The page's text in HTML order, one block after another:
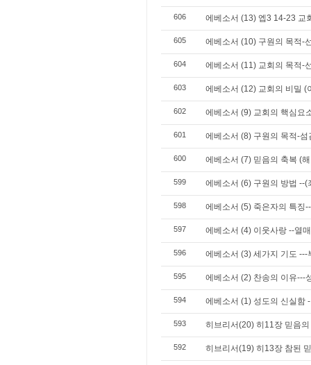
606 에베소서 (13) 엡3 14-23 교
605 에베소서 (10) 구원의 목적-
604 에베소서 (11) 교회의 목적-
603 에베소서 (12) 교회의 비밀 (
602 에베소서 (9) 교회의 핵심요
601 에베소서 (8) 구원의 목적-
600 에베소서 (7) 믿음의 축복 (
599 에베소서 (6) 구원의 방법 --(
598 에베소서 (5) 죽은자의 특징
597 에베소서 (4) 이웃사랑 --열
596 에베소서 (3) 세가지 기도 ---
595 에베소서 (2) 찬송의 이유---
594 에베소서 (1) 성도의 신실함
593 히브리서(20) 히11장 믿음의
592 히브리서(19) 히13장 참된